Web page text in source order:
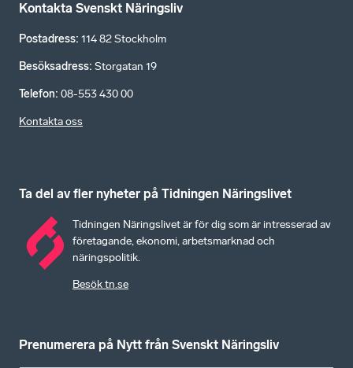
Kontakta Svenskt Näringsliv
Postadress: 114 82 Stockholm
Besöksadress: Storgatan 19
Telefon: 08-553 430 00
Kontakta oss
Ta del av fler nyheter på Tidningen Näringslivet
Tidningen Näringslivet är för dig som är intresserad av
företagande, ekonomi, arbetsmarknad och
näringspolitik.
Besök tn.se
Prenumerera på Nytt från Svenskt Näringsliv